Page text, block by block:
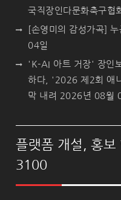
국직장인다문화축구협
[손영미의 감성가곡]
04일
'K-AI 아트 거장' 장인
하다, '2026 제2회 애
막 내려 2026년 08월
플랫폼 개설, 홍
3100